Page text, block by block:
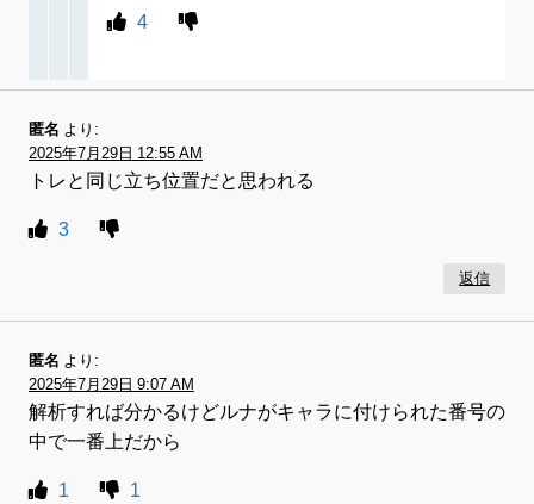
4
匿名 より:
2025年7月29日 12:55 AM
トレと同じ立ち位置だと思われる
3
返信
匿名 より:
2025年7月29日 9:07 AM
解析すれば分かるけどルナがキャラに付けられた番号の
中で一番上だから
1 1